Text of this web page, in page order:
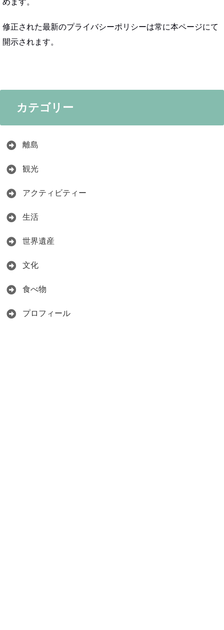
めます。
修正された最新のプライバシーポリシーは常に本ページにて
開示されます。
カテゴリー
離島
観光
アクティビティー
生活
世界遺産
文化
食べ物
プロフィール